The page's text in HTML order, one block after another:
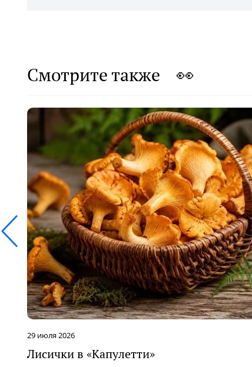
Смотрите также 👀
29 июля 2026
Лисички в «Капулетти»